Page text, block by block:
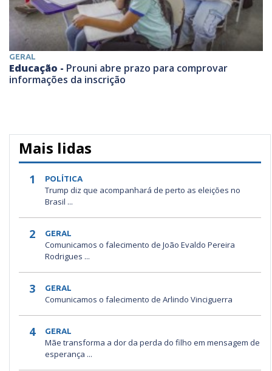
GERAL
Educação - Prouni abre prazo para comprovar
informações da inscrição
Mais lidas
1 POLÍTICA
Trump diz que acompanhará de perto as eleições no
Brasil ...
2 GERAL
Comunicamos o falecimento de João Evaldo Pereira
Rodrigues ...
3 GERAL
Comunicamos o falecimento de Arlindo Vinciguerra
4 GERAL
Mãe transforma a dor da perda do filho em mensagem de
esperança ...